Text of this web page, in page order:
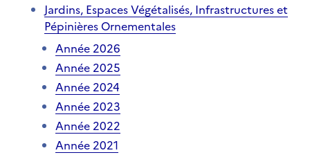
Jardins, Espaces Végétalisés, Infrastructures et
Pépinières Ornementales
Année 2026
Année 2025
Année 2024
Année 2023
Année 2022
Année 2021